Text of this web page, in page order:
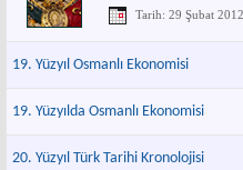
Tarih: 29 Şubat 2012
19. Yüzyıl Osmanlı Ekonomisi
19. Yüzyılda Osmanlı Ekonomisi
20. Yüzyıl Türk Tarihi Kronolojisi